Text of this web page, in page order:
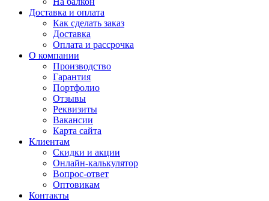
Доставка и оплата
Как сделать заказ
Доставка
Оплата и рассрочка
О компании
Производство
Гарантия
Портфолио
Отзывы
Реквизиты
Вакансии
Карта сайта
Клиентам
Скидки и акции
Онлайн-калькулятор
Вопрос-ответ
Оптовикам
Контакты